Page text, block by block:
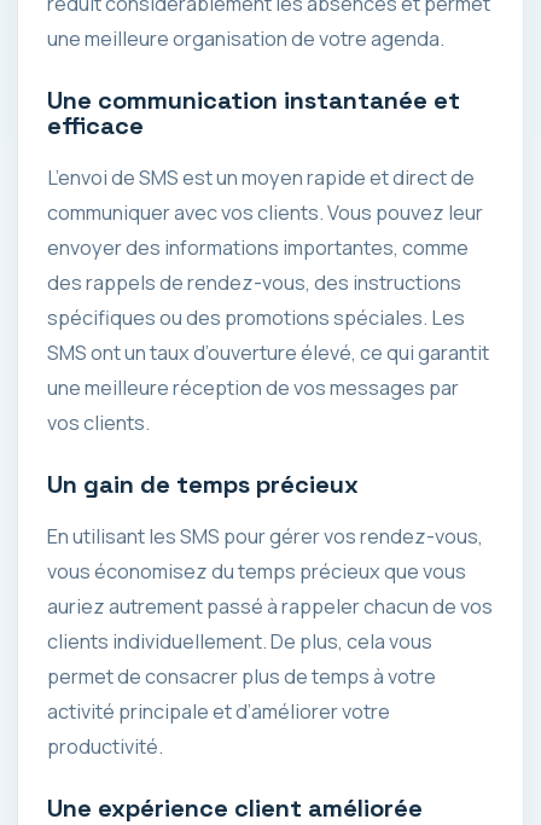
une meilleure organisation de votre agenda.
Une communication instantanée et
efficace
L’envoi de SMS est un moyen rapide et direct de
communiquer avec vos clients. Vous pouvez leur
envoyer des informations importantes, comme
des rappels de rendez-vous, des instructions
spécifiques ou des promotions spéciales. Les
SMS ont un taux d’ouverture élevé, ce qui garantit
une meilleure réception de vos messages par
vos clients.
Un gain de temps précieux
En utilisant les SMS pour gérer vos rendez-vous,
vous économisez du temps précieux que vous
auriez autrement passé à rappeler chacun de vos
clients individuellement. De plus, cela vous
permet de consacrer plus de temps à votre
activité principale et d’améliorer votre
productivité.
Une expérience client améliorée